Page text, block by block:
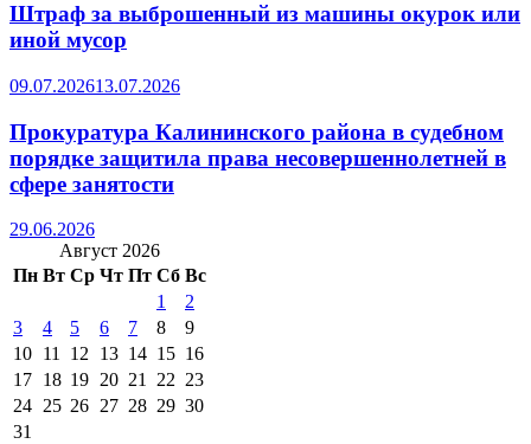
Штраф за выброшенный из машины окурок или
иной мусор
09.07.202613.07.2026
Прокуратура Калининского района в судебном
порядке защитила права несовершеннолетней в
сфере занятости
29.06.2026
Август 2026
Пн Вт Ср Чт Пт Сб Вс
1
2
3
4 5 6 7 8
9
10 11 12 13 14 15 16
17 18 19 20 21 22 23
24 25 26 27 28 29 30
31